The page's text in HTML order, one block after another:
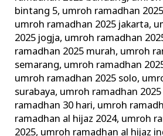
bintang 5, umroh ramadhan
umroh ramadhan 2025 jakarta,
2025 jogja, umroh ramadhan
ramadhan 2025 murah, umroh
semarang, umroh ramadhan
umroh ramadhan 2025 solo,
surabaya, umroh ramadhan
ramadhan 30 hari, umroh
ramadhan al hijaz 2024, umroh
2025, umroh ramadhan al hijaz